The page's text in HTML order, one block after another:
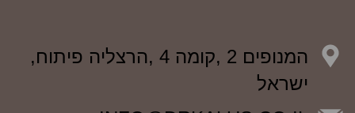
המנופים 2 ,קומה 4 ,הרצליה פיתוח,
ישראל